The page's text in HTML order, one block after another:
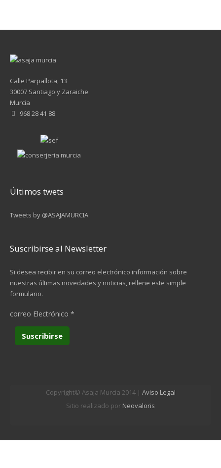
Calle Parpallota, 13
30007 Santiago y Zaraiche
Murcia
968 28 41 88
Últimos twets
Tweets by @ASAJAMURCIA
Suscribirse al Newsletter
Si desea recibir en su correo electrónico información sobre
nuestras últimas novedades y noticias, rellene este simple
formulario.
correo Electrónico *
Copyright© Asaja Murcia 2014 | Aviso Legal
Sitio realizado por Neovaloris